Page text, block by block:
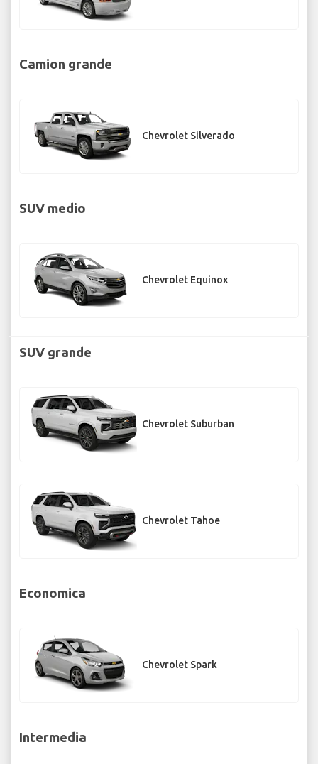
Camion grande
Chevrolet Silverado
SUV medio
Chevrolet Equinox
SUV grande
Chevrolet Suburban
Chevrolet Tahoe
Economica
Chevrolet Spark
Intermedia